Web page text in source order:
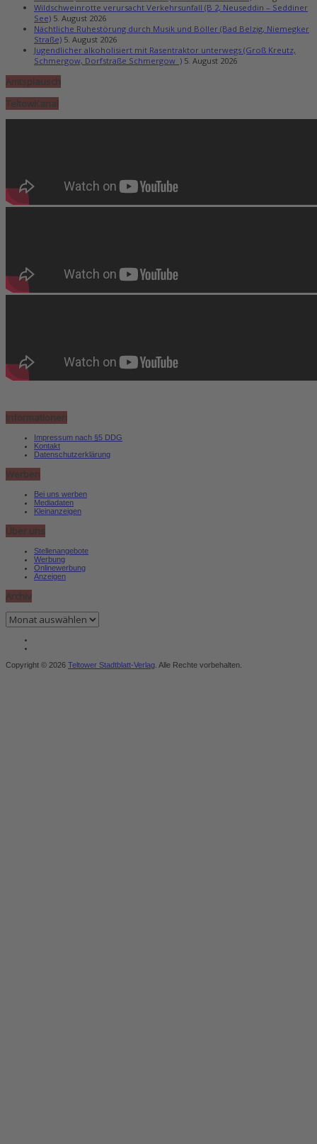
Wildschweinrotte verursacht Verkehrsunfall (B 2, Neuseddin – Seddiner
See) 5. August 2026
Nächtliche Ruhestörung durch Musik und Böller (Bad Belzig, Niemegker
Straße) 5. August 2026
Jugendlicher alkoholisiert mit Rasentraktor unterwegs (Groß Kreutz,
Schmergow, Dorfstraße Schmergow ) 5. August 2026
Amtsplausch
TeltowKanal
Informationen
Impressum nach §5 DDG
Kontakt
Datenschutzerklärung
Werben
Bei uns werben
Mediadaten
Kleinanzeigen
Über uns
Stellenangebote
Werbung
Onlinewerbung
Anzeigen
Archiv
Archiv
Copyright © 2026 Teltower Stadtblatt-Verlag . Alle Rechte vorbehalten.